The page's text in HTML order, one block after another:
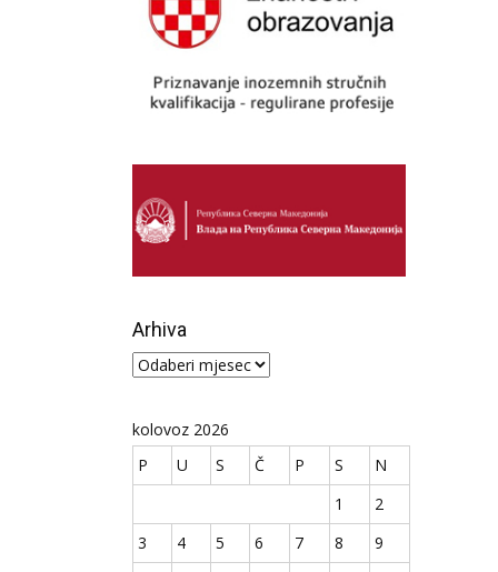
Arhiva
Arhiva
kolovoz 2026
P
U S Č P S
N
1
2
3
4 5 6 7 8
9